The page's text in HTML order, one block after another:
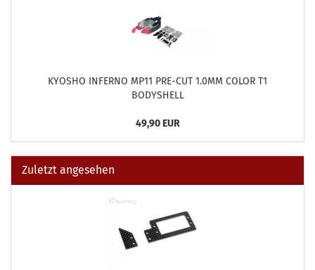
KYOSHO INFERNO MP11 PRE-CUT 1.0MM COLOR T1
BODYSHELL
49,90 EUR
Zuletzt angesehen